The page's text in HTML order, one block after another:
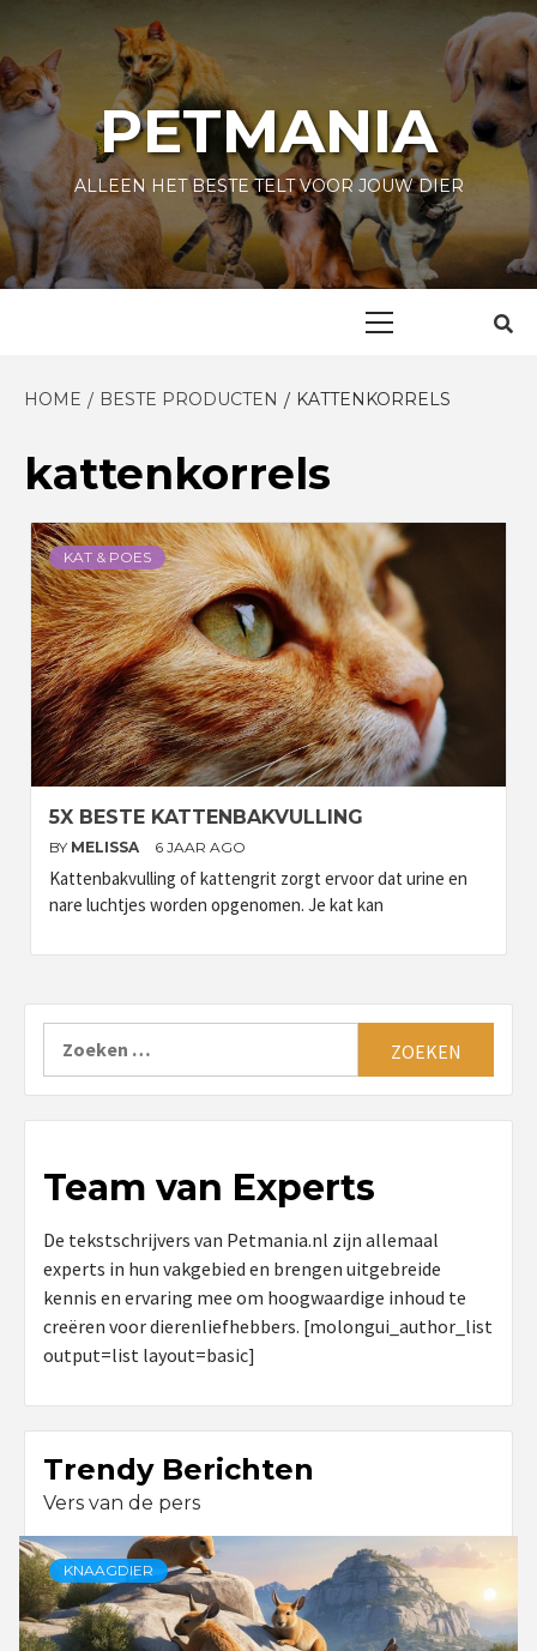
content
PETMANIA
ALLEEN HET BESTE TELT VOOR JOUW DIER
HOME BESTE PRODUCTEN KATTENKORRELS
kattenkorrels
KAT & POES
5X BESTE KATTENBAKVULLING
BY MELISSA 6 JAAR AGO
Kattenbakvulling of kattengrit zorgt ervoor dat urine en
nare luchtjes worden opgenomen. Je kat kan
Team van Experts
De tekstschrijvers van Petmania.nl zijn allemaal
experts in hun vakgebied en brengen uitgebreide
kennis en ervaring mee om hoogwaardige inhoud te
creëren voor dierenliefhebbers. [molongui_author_list
output=list layout=basic]
Trendy Berichten
Vers van de pers
KNAAGDIER